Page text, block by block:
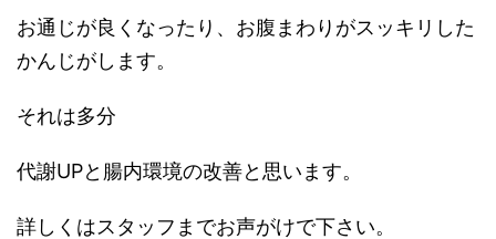
お通じが良くなったり、お腹まわりがスッキリした
かんじがします。
それは多分
代謝UPと腸内環境の改善と思います。
詳しくはスタッフまでお声がけで下さい。